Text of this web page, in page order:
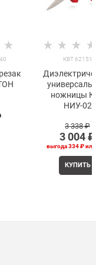
КВТ 62151
ножницы
НИУ-02
3 338 ₽
3 004 ₽
выгода334 ₽
КУПИТЬ